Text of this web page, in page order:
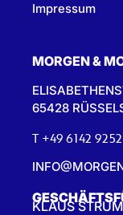
Impressum
MORGEN &
65428
T +49 6142
KLAUS